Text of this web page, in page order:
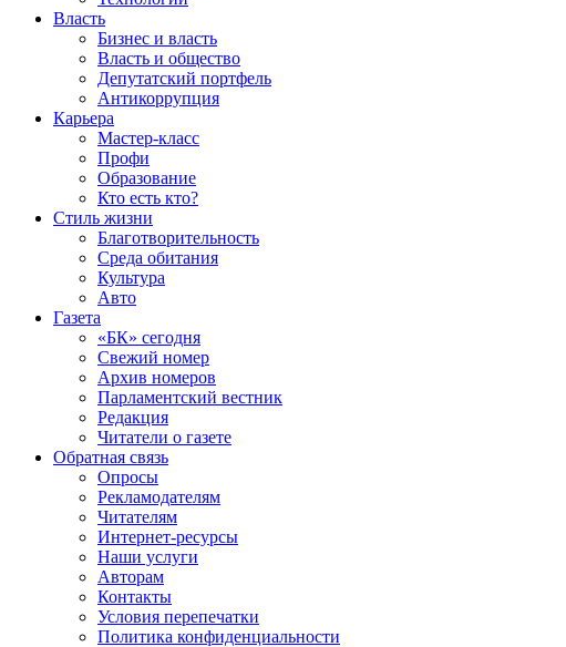
Власть
Бизнес и власть
Власть и общество
Депутатский портфель
Антикоррупция
Карьера
Мастер-класс
Профи
Образование
Кто есть кто?
Стиль жизни
Благотворительность
Среда обитания
Культура
Авто
Газета
«БК» сегодня
Свежий номер
Архив номеров
Парламентский вестник
Редакция
Читатели о газете
Обратная связь
Опросы
Рекламодателям
Читателям
Интернет-ресурсы
Наши услуги
Авторам
Контакты
Условия перепечатки
Политика конфиденциальности